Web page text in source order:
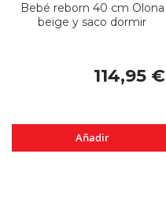
Bebé reborn 40 cm Olona
beige y saco dormir
114,95 €
Añadir